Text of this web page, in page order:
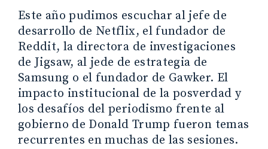
Este año pudimos escuchar al jefe de
desarrollo de Netflix, el fundador de
Reddit, la directora de investigaciones
de Jigsaw, al jede de estrategia de
Samsung o el fundador de Gawker. El
impacto institucional de la posverdad y
los desafíos del periodismo frente al
gobierno de Donald Trump fueron temas
recurrentes en muchas de las sesiones.